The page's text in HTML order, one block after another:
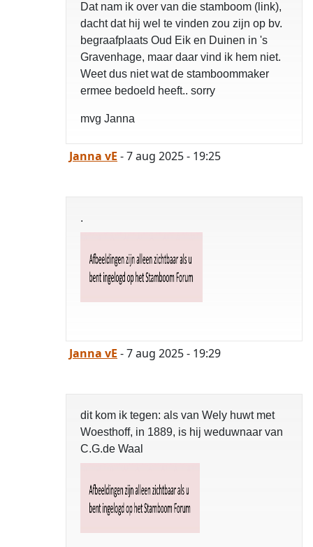
Dat nam ik over van die stamboom (link),
dacht dat hij wel te vinden zou zijn op bv.
begraafplaats Oud Eik en Duinen in 's
Gravenhage, maar daar vind ik hem niet.
Weet dus niet wat de stamboommaker
ermee bedoeld heeft.. sorry
mvg Janna
Janna vE - 7 aug 2025 - 19:25
.
Janna vE - 7 aug 2025 - 19:29
dit kom ik tegen: als van Wely huwt met
Woesthoff, in 1889, is hij weduwnaar van
C.G.de Waal